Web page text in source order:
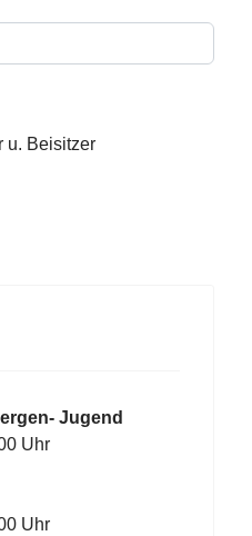
u. Beisitzer
Jugend
Uhr
Uhr